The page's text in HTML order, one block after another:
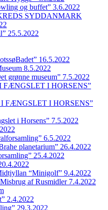
og buffet” 3.6.2022
SYDDANMARK
25.5.2022
16.5.2022
8.5.2022
grønne museum” 7.5.2022
FÆNGSLET I HORSENS”
FÆNGSLET I HORSENS”
i Horsens” 7.5.2022
6.5.2022
planetarium” 26.4.2022
25.4.2022
“Minigolf” 9.4.2022
af Rusmidler 7.4.2022
2.4.2022
29.3.2022